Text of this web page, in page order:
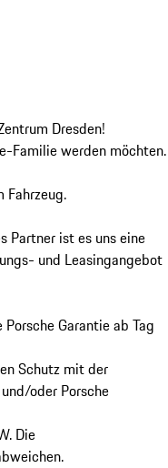
Dresden!
Familie werden möchten.
Fahrzeug.
Partner ist es uns eine
und Leasingangebot
Garantie ab Tag
Schutz mit der
oder Porsche
Die